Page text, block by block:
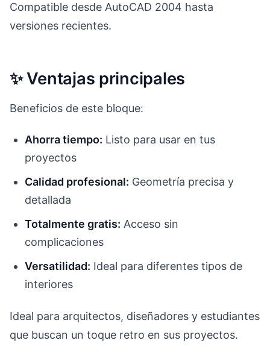
Compatible desde AutoCAD 2004 hasta
versiones recientes.
✨ Ventajas principales
Beneficios de este bloque:
Ahorra tiempo: Listo para usar en tus
proyectos
Calidad profesional: Geometría precisa y
detallada
Totalmente gratis: Acceso sin
complicaciones
Versatilidad: Ideal para diferentes tipos de
interiores
Ideal para arquitectos, diseñadores y estudiantes
que buscan un toque retro en sus proyectos.